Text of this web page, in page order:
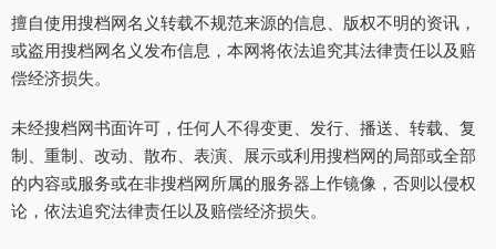
擅自使用搜档网名义转载不规范来源的信息、版权不明的资讯，
或盗用搜档网名义发布信息，本网将依法追究其法律责任以及赔
偿经济损失。
未经搜档网书面许可，任何人不得变更、发行、播送、转载、复
制、重制、改动、散布、表演、展示或利用搜档网的局部或全部
的内容或服务或在非搜档网所属的服务器上作镜像，否则以侵权
论，依法追究法律责任以及赔偿经济损失。